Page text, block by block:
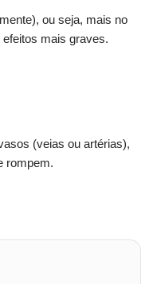
ou seja, mais no
mais graves.
(veias ou artérias),
rompem.